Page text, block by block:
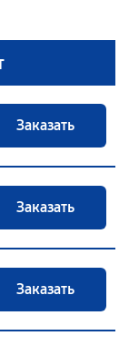
Заказать
Заказать
Заказать